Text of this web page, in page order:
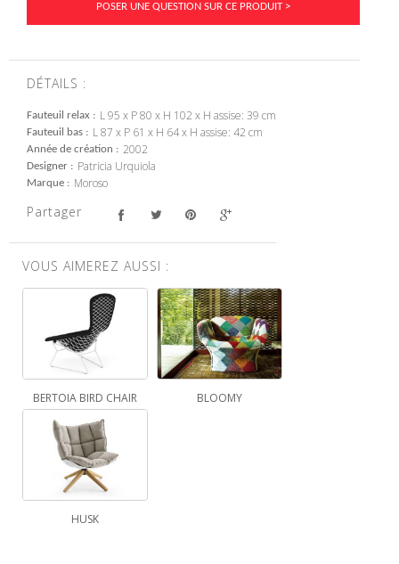
POSER UNE QUESTION SUR CE PRODUIT >
DÉTAILS :
Fauteuil relax L 95 x P 80 x H 102 x H assise: 39 cm
Fauteuil bas L 87 x P 61 x H 64 x H assise: 42 cm
Année de création 2002
Designer Patricia Urquiola
Marque Moroso
Partager
VOUS AIMEREZ AUSSI :
BERTOIA BIRD CHAIR BLOOMY
HUSK